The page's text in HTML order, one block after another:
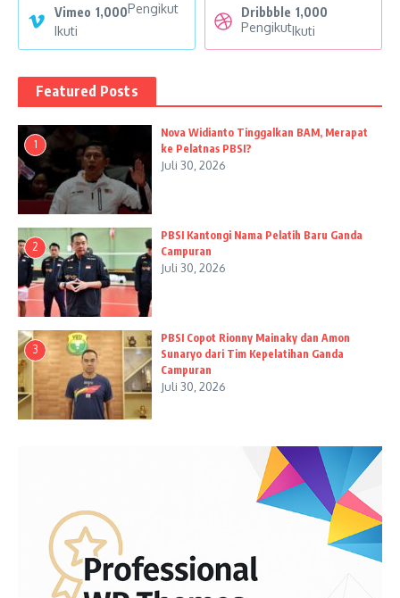
Vimeo 1,000Pengikut
Ikuti
Dribbble 1,000
PengikutIkuti
Featured Posts
1
Nova Widianto Tinggalkan BAM, Merapat
ke Pelatnas PBSI?
Juli 30, 2026
2
PBSI Kantongi Nama Pelatih Baru Ganda
Campuran
Juli 30, 2026
3
PBSI Copot Rionny Mainaky dan Amon
Sunaryo dari Tim Kepelatihan Ganda
Campuran
Juli 30, 2026